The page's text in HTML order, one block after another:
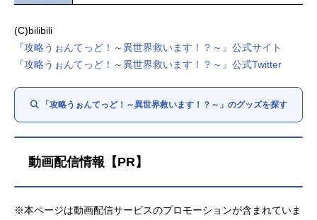
(C)bilibili
『攻略うぉんてっど！～異世界救います！？～』公式サイト
『攻略うぉんてっど！～異世界救います！？～』公式Twitter
「攻略うぉんてっど！～異世界救います！？～」のグッズを探す
動画配信情報【PR】
※本ページは動画配信サービスのプロモーションが含まれていま